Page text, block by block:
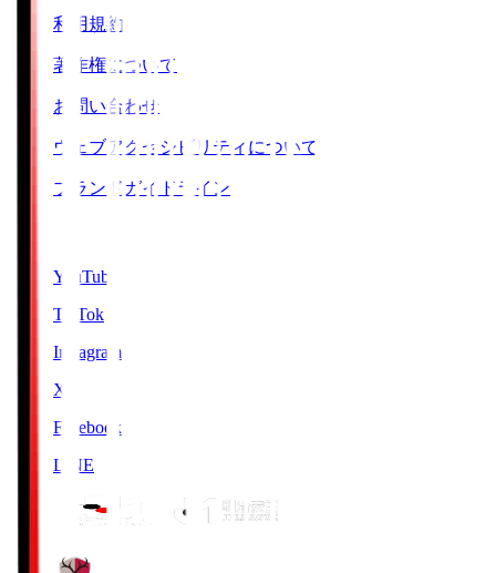
利用規約
著作権について
お問い合わせ
ウェブアクセシビリティについて
ブランドガイドライン
YouTube
TikTok
Instagram
X
Facebook
LINE